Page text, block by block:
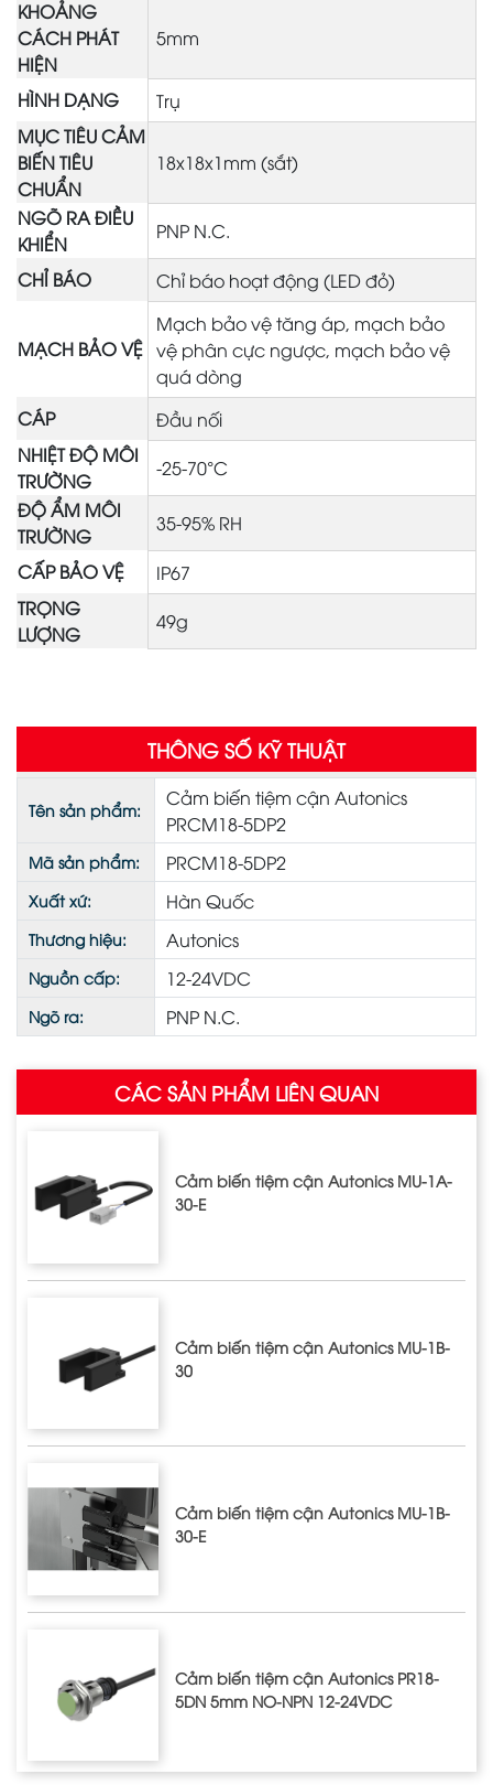
KHOẢNG
CÁCH PHÁT
HIỆN
5mm
HÌNH DẠNG
Trụ
MỤC TIÊU CẢM
BIẾN TIÊU
CHUẨN
18x18x1mm (sắt)
NGÕ RA ĐIỀU
KHIỂN
PNP N.C.
CHỈ BÁO
Chỉ báo hoạt động (LED đỏ)
MẠCH BẢO VỆ
Mạch bảo vệ tăng áp, mạch bảo
vệ phân cực ngược, mạch bảo vệ
quá dòng
CÁP
Đầu nối
NHIỆT ĐỘ MÔI
TRƯỜNG
-25-70°C
ĐỘ ẨM MÔI
TRƯỜNG
35-95% RH
CẤP BẢO VỆ
IP67
TRỌNG
LƯỢNG
49g
THÔNG SỐ KỸ THUẬT
Tên sản phẩm:
Cảm biến tiệm cận Autonics
PRCM18-5DP2
Mã sản phẩm: PRCM18-5DP2
Xuất xứ: Hàn Quốc
Thương hiệu: Autonics
Nguồn cấp: 12-24VDC
Ngõ ra: PNP N.C.
CÁC SẢN PHẨM LIÊN QUAN
Cảm biến tiệm cận Autonics MU-1A-
30-E
Cảm biến tiệm cận Autonics MU-1B-
30
Cảm biến tiệm cận Autonics MU-1B-
30-E
Cảm biến tiệm cận Autonics PR18-
5DN 5mm NO-NPN 12-24VDC